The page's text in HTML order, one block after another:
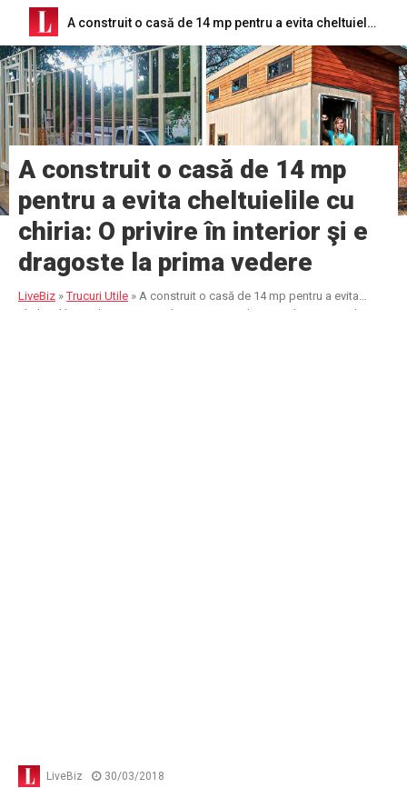
A construit o casă de 14 mp pentru a evita cheltuielile cu chiria: O privire în interior şi e dragoste la prima vedere
A construit o casă de 14 mp
pentru a evita cheltuielile cu
chiria: O privire în interior şi e
dragoste la prima vedere
LiveBiz »Trucuri Utile » A construit o casă de 14 mp pentru a evita
cheltuielile cu chiria: O privire în interior şi e dragoste la prima vedere
LiveBiz 30/03/2018